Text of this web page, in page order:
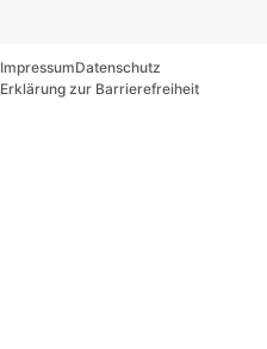
ImpressumDatenschutz
Erklärung zur Barrierefreiheit